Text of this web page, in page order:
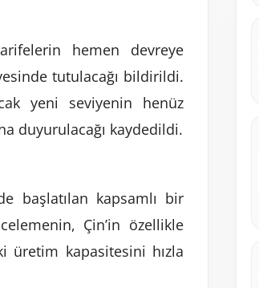
hemen devreye
tutulacağı bildirildi.
yeni seviyenin henüz
duyurulacağı kaydedildi.
başlatılan kapsamlı bir
Çin’in özellikle
üretim kapasitesini hızla